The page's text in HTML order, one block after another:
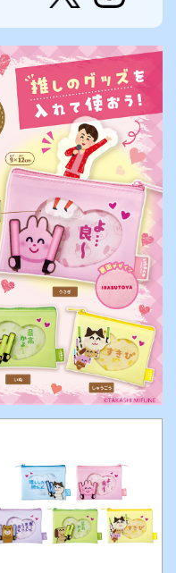
ーナッ
ブのカ
プセル
トイの
Xはこ
ちら
ナッ
ツ・ク
ラブ
カプセ
ルトイ
メーカ
ーの人
（公
nstag
ramは
こちら